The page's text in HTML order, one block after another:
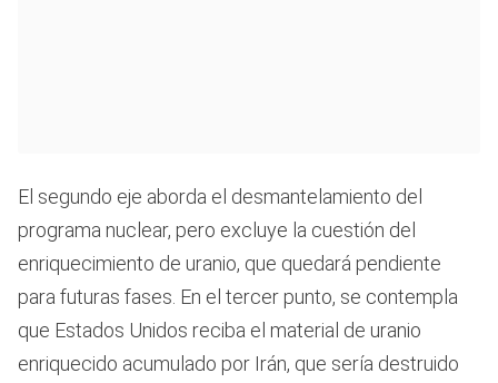
El segundo eje aborda el desmantelamiento del
programa nuclear, pero excluye la cuestión del
enriquecimiento de uranio, que quedará pendiente
para futuras fases. En el tercer punto, se contempla
que Estados Unidos reciba el material de uranio
enriquecido acumulado por Irán, que sería destruido